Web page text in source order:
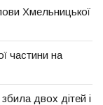
Хмельницької
частини на
двох дітей і